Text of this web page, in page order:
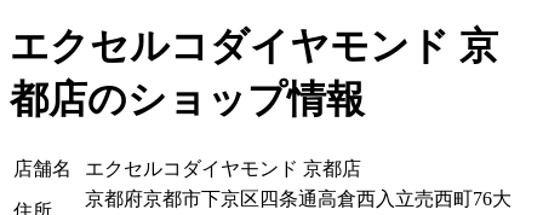
エクセルコダイヤモンド 京
都店のショップ情報
店舗名 エクセルコダイヤモンド 京都店
住所
京都府京都市下京区四条通高倉西入立売西町76大